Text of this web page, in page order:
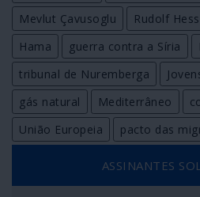
Mevlut Çavusoglu
Rudolf Hess
Hama
guerra contra a Síria
tribunal de Nuremberga
gás natural
Mediterrâneo
União Europeia
pacto das
ASSINANTES